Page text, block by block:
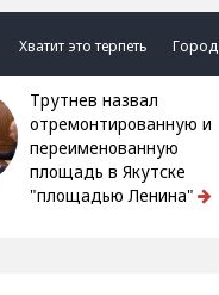
Хватит это терпеть Город
Трутнев назвал
отремонтированную и
переименованную
площадь в Якутске
"площадью Ленина"